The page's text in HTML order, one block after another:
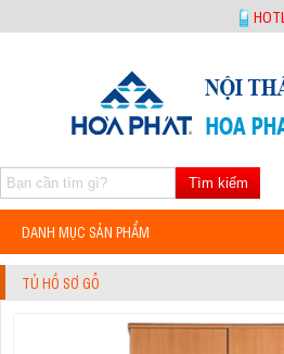
Tìm kiếm
DANH MỤC SẢN PHẨM
TỦ HỒ SƠ GỖ